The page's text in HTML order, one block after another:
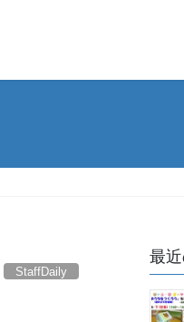
StaffDaily
最